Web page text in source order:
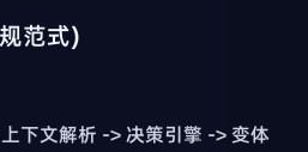
范式)
下文解析 -> 决策引擎 -> 变体